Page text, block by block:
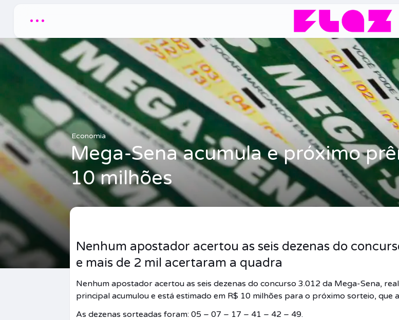
...
Economia
Mega-Sena acumula e próximo
10 milhões
Nenhum apostador acertou as seis dezenas do
e mais de 2 mil acertaram a quadra
Nenhum apostador acertou as seis dezenas do concurso 3.012 da Mega-Sena,
principal acumulou e está estimado em R$ 10 milhões para o próximo sorteio, que
As dezenas sorteadas foram: 05 – 07 – 17 – 41 – 42 – 49.